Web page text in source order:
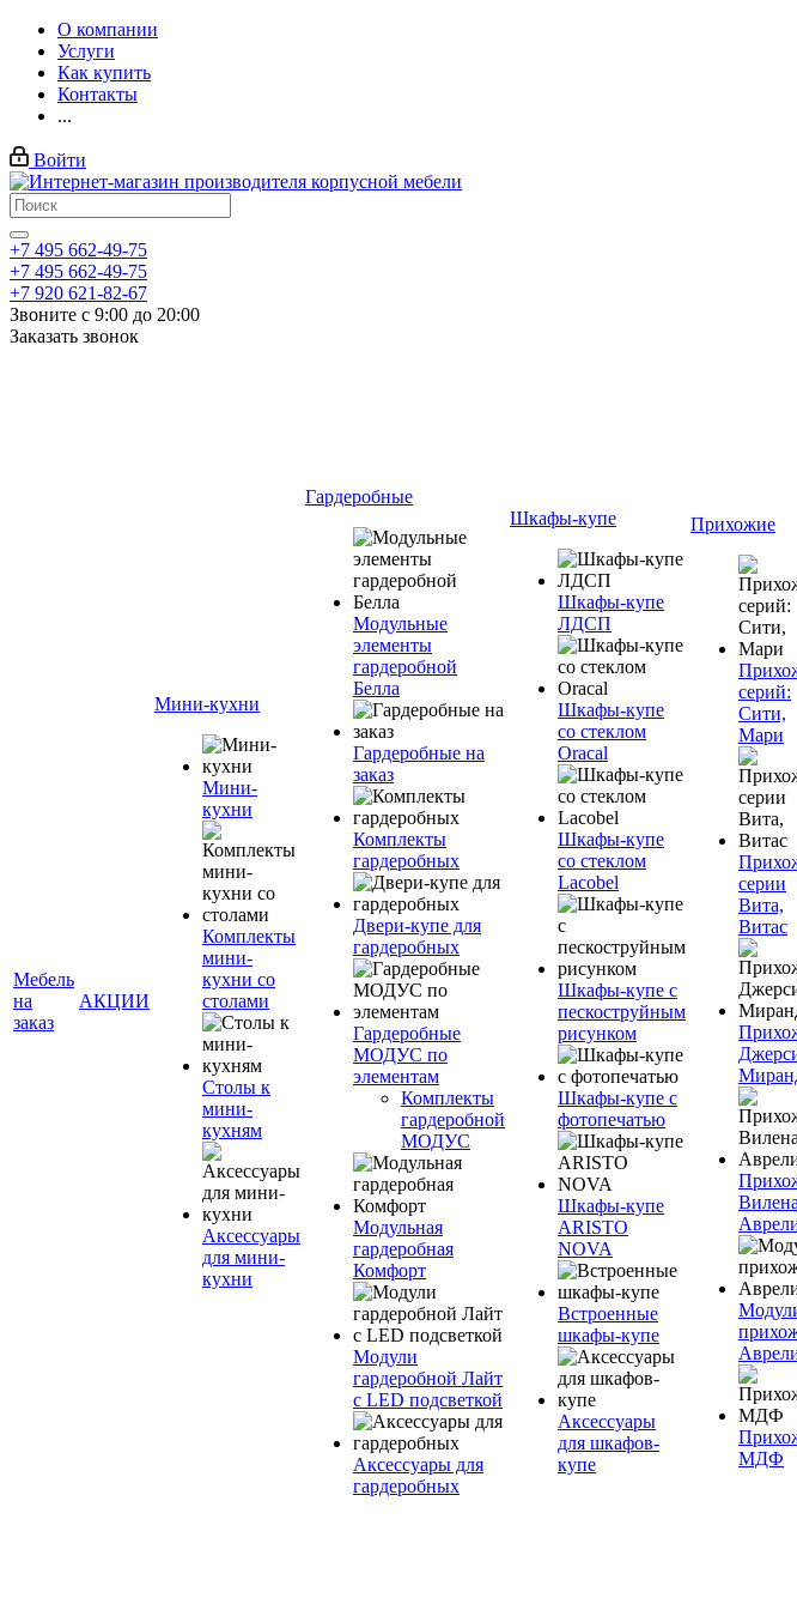
О компании
Услуги
Как купить
Контакты
...
Войти
+7 495 662-49-75
+7 495 662-49-75
+7 920 621-82-67
Звоните с 9:00 до 20:00
Заказать звонок
Мебель
на
заказ
АКЦИИ
Мини-кухни
Мини-
кухни
Комплекты
мини-
кухни со
столами
Столы к
мини-
кухням
Аксессуары
для мини-
кухни
Гардеробные
Модульные
элементы
гардеробной
Белла
Гардеробные на
заказ
Комплекты
гардеробных
Двери-купе для
гардеробных
Гардеробные
МОДУС по
элементам
Комплекты
гардеробной
МОДУС
Модульная
гардеробная
Комфорт
Модули
гардеробной Лайт
с LED подсветкой
Аксессуары для
гардеробных
Шкафы-купе
Шкафы-купе
ЛДСП
Шкафы-купе
со стеклом
Oracal
Шкафы-купе
со стеклом
Lacobel
Шкафы-купе с
пескоструйным
рисунком
Шкафы-купе с
фотопечатью
Шкафы-купе
ARISTO
NOVA
Встроенные
шкафы-купе
Аксессуары
для шкафов-
купе
Прихожие
серий:
Сити,
Мари
серии
Вита,
Витас
МДФ